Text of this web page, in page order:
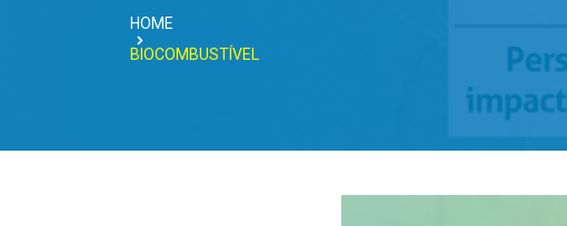
HOME
BIOCOMBUSTÍVEL